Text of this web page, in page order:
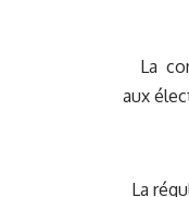
La
aux
La